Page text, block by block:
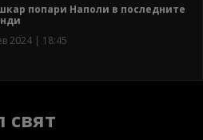
попари Наполи в последните
2024 | 18:45
свят